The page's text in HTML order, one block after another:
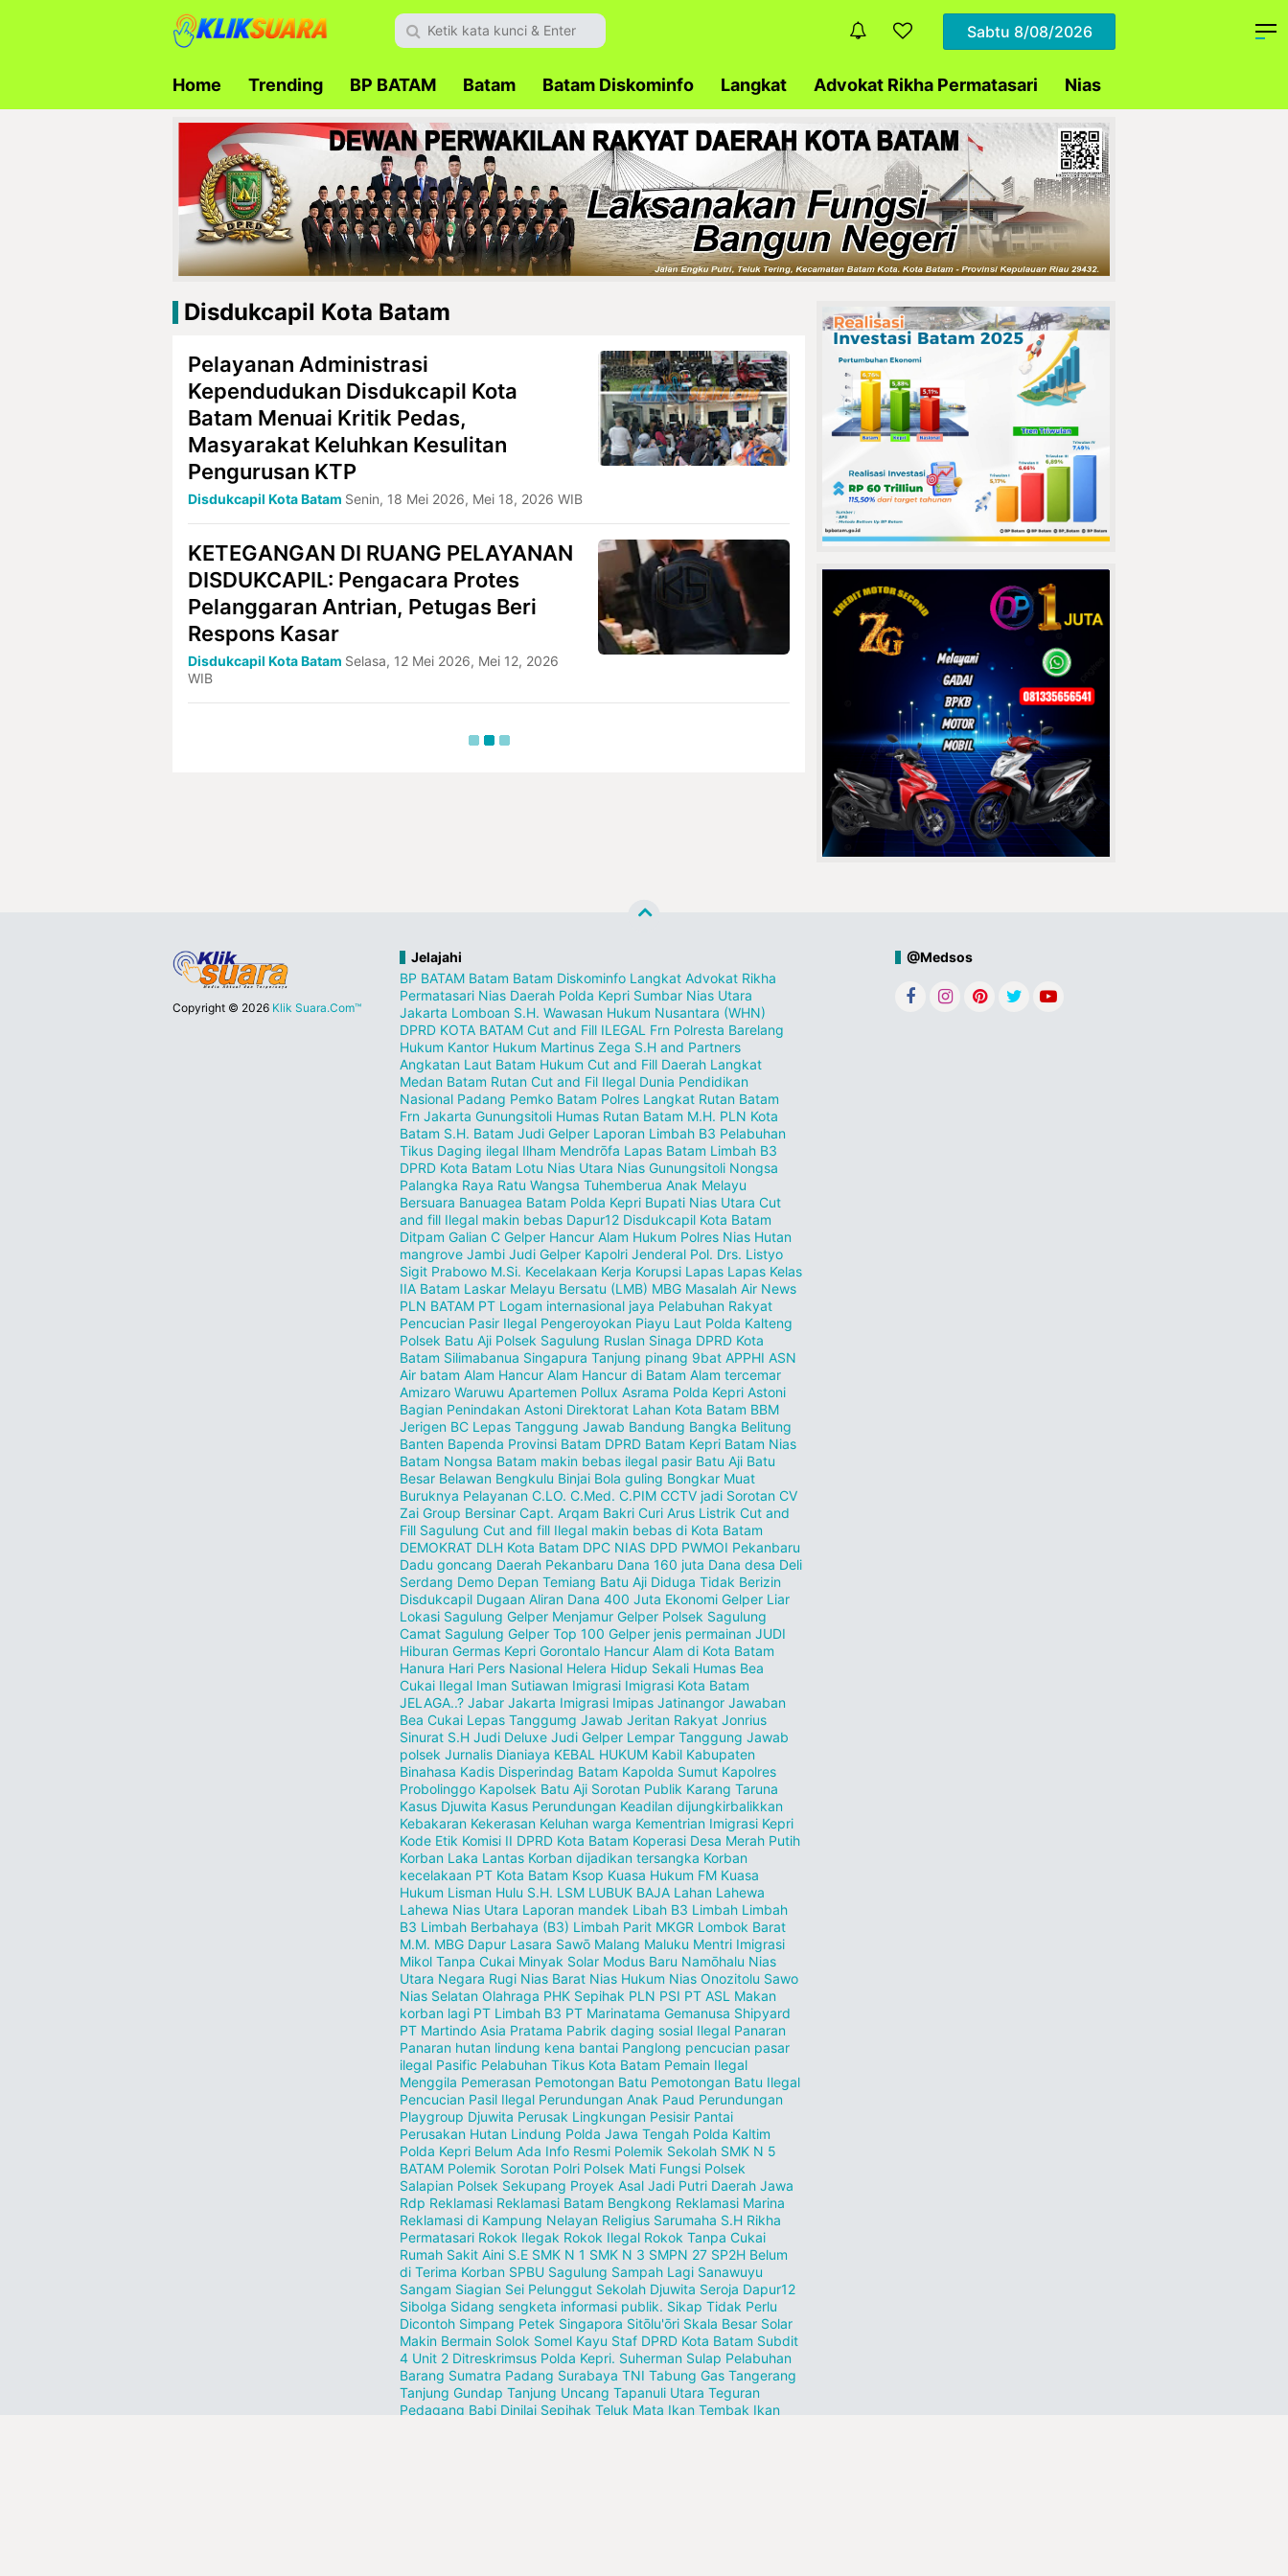
Sabtu 8/08/2026
Home Trending BP BATAM Batam Batam Diskominfo Langkat Advokat Rikha Permatasari Nias
Disdukcapil Kota Batam
Pelayanan Administrasi
Kependudukan Disdukcapil Kota
Batam Menuai Kritik Pedas,
Masyarakat Keluhkan Kesulitan
Pengurusan KTP
Disdukcapil Kota Batam Senin, 18 Mei 2026, Mei 18, 2026 WIB
KETEGANGAN DI RUANG PELAYANAN
DISDUKCAPIL: Pengacara Protes
Pelanggaran Antrian, Petugas Beri
Respons Kasar
Disdukcapil Kota Batam Selasa, 12 Mei 2026, Mei 12, 2026
WIB
Copyright © 2026 Klik Suara.Com™
Jelajahi
BP BATAM Batam Batam Diskominfo Langkat Advokat Rikha
Permatasari Nias Daerah Polda Kepri Sumbar Nias Utara
Jakarta Lomboan S.H. Wawasan Hukum Nusantara (WHN)
DPRD KOTA BATAM Cut and Fill ILEGAL Frn Polresta Barelang
Hukum Kantor Hukum Martinus Zega S.H and Partners
Angkatan Laut Batam Hukum Cut and Fill Daerah Langkat
Medan Batam Rutan Cut and Fil Ilegal Dunia Pendidikan
Nasional Padang Pemko Batam Polres Langkat Rutan Batam
Frn Jakarta Gunungsitoli Humas Rutan Batam M.H. PLN Kota
Batam S.H. Batam Judi Gelper Laporan Limbah B3 Pelabuhan
Tikus Daging ilegal Ilham Mendrōfa Lapas Batam Limbah B3
DPRD Kota Batam Lotu Nias Utara Nias Gunungsitoli Nongsa
Palangka Raya Ratu Wangsa Tuhemberua Anak Melayu
Bersuara Banuagea Batam Polda Kepri Bupati Nias Utara Cut
and fill Ilegal makin bebas Dapur12 Disdukcapil Kota Batam
Ditpam Galian C Gelper Hancur Alam Hukum Polres Nias Hutan
mangrove Jambi Judi Gelper Kapolri Jenderal Pol. Drs. Listyo
Sigit Prabowo M.Si. Kecelakaan Kerja Korupsi Lapas Lapas Kelas
IIA Batam Laskar Melayu Bersatu (LMB) MBG Masalah Air News
PLN BATAM PT Logam internasional jaya Pelabuhan Rakyat
Pencucian Pasir Ilegal Pengeroyokan Piayu Laut Polda Kalteng
Polsek Batu Aji Polsek Sagulung Ruslan Sinaga DPRD Kota
Batam Silimabanua Singapura Tanjung pinang 9bat APPHI ASN
Air batam Alam Hancur Alam Hancur di Batam Alam tercemar
Amizaro Waruwu Apartemen Pollux Asrama Polda Kepri Astoni
Bagian Penindakan Astoni Direktorat Lahan Kota Batam BBM
Jerigen BC Lepas Tanggung Jawab Bandung Bangka Belitung
Banten Bapenda Provinsi Batam DPRD Batam Kepri Batam Nias
Batam Nongsa Batam makin bebas ilegal pasir Batu Aji Batu
Besar Belawan Bengkulu Binjai Bola guling Bongkar Muat
Buruknya Pelayanan C.LO. C.Med. C.PIM CCTV jadi Sorotan CV
Zai Group Bersinar Capt. Arqam Bakri Curi Arus Listrik Cut and
Fill Sagulung Cut and fill Ilegal makin bebas di Kota Batam
DEMOKRAT DLH Kota Batam DPC NIAS DPD PWMOI Pekanbaru
Dadu goncang Daerah Pekanbaru Dana 160 juta Dana desa Deli
Serdang Demo Depan Temiang Batu Aji Diduga Tidak Berizin
Disdukcapil Dugaan Aliran Dana 400 Juta Ekonomi Gelper Liar
Lokasi Sagulung Gelper Menjamur Gelper Polsek Sagulung
Camat Sagulung Gelper Top 100 Gelper jenis permainan JUDI
Hiburan Germas Kepri Gorontalo Hancur Alam di Kota Batam
Hanura Hari Pers Nasional Helera Hidup Sekali Humas Bea
Cukai Ilegal Iman Sutiawan Imigrasi Imigrasi Kota Batam
JELAGA..? Jabar Jakarta Imigrasi Imipas Jatinangor Jawaban
Bea Cukai Lepas Tanggumg Jawab Jeritan Rakyat Jonrius
Sinurat S.H Judi Deluxe Judi Gelper Lempar Tanggung Jawab
polsek Jurnalis Dianiaya KEBAL HUKUM Kabil Kabupaten
Binahasa Kadis Disperindag Batam Kapolda Sumut Kapolres
Probolinggo Kapolsek Batu Aji Sorotan Publik Karang Taruna
Kasus Djuwita Kasus Perundungan Keadilan dijungkirbalikkan
Kebakaran Kekerasan Keluhan warga Kementrian Imigrasi Kepri
Kode Etik Komisi II DPRD Kota Batam Koperasi Desa Merah Putih
Korban Laka Lantas Korban dijadikan tersangka Korban
kecelakaan PT Kota Batam Ksop Kuasa Hukum FM Kuasa
Hukum Lisman Hulu S.H. LSM LUBUK BAJA Lahan Lahewa
Lahewa Nias Utara Laporan mandek Libah B3 Limbah Limbah
B3 Limbah Berbahaya (B3) Limbah Parit MKGR Lombok Barat
M.M. MBG Dapur Lasara Sawō Malang Maluku Mentri Imigrasi
Mikol Tanpa Cukai Minyak Solar Modus Baru Namōhalu Nias
Utara Negara Rugi Nias Barat Nias Hukum Nias Onozitolu Sawo
Nias Selatan Olahraga PHK Sepihak PLN PSI PT ASL Makan
korban lagi PT Limbah B3 PT Marinatama Gemanusa Shipyard
PT Martindo Asia Pratama Pabrik daging sosial Ilegal Panaran
Panaran hutan lindung kena bantai Panglong pencucian pasar
ilegal Pasific Pelabuhan Tikus Kota Batam Pemain Ilegal
Menggila Pemerasan Pemotongan Batu Pemotongan Batu Ilegal
Pencucian Pasil Ilegal Perundungan Anak Paud Perundungan
Playgroup Djuwita Perusak Lingkungan Pesisir Pantai
Perusakan Hutan Lindung Polda Jawa Tengah Polda Kaltim
Polda Kepri Belum Ada Info Resmi Polemik Sekolah SMK N 5
BATAM Polemik Sorotan Polri Polsek Mati Fungsi Polsek
Salapian Polsek Sekupang Proyek Asal Jadi Putri Daerah Jawa
Rdp Reklamasi Reklamasi Batam Bengkong Reklamasi Marina
Reklamasi di Kampung Nelayan Religius Sarumaha S.H Rikha
Permatasari Rokok Ilegak Rokok Ilegal Rokok Tanpa Cukai
Rumah Sakit Aini S.E SMK N 1 SMK N 3 SMPN 27 SP2H Belum
di Terima Korban SPBU Sagulung Sampah Lagi Sanawuyu
Sangam Siagian Sei Pelunggut Sekolah Djuwita Seroja Dapur12
Sibolga Sidang sengketa informasi publik. Sikap Tidak Perlu
Dicontoh Simpang Petek Singapora Sitōlu'ōri Skala Besar Solar
Makin Bermain Solok Somel Kayu Staf DPRD Kota Batam Subdit
4 Unit 2 Ditreskrimsus Polda Kepri. Suherman Sulap Pelabuhan
Barang Sumatra Padang Surabaya TNI Tabung Gas Tangerang
Tanjung Gundap Tanjung Uncang Tapanuli Utara Teguran
Pedagang Babi Dinilai Sepihak Teluk Mata Ikan Tembak Ikan
@Medsos